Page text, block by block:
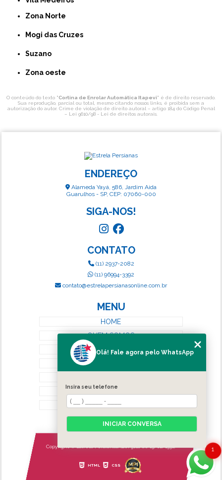
Zona Norte
Mogi das Cruzes
Suzano
Zona oeste
O conteúdo do texto "Cortina de Enrolar Automática Itapevi" é de direito reservado.
Sua reprodução, parcial ou total, mesmo citando nossos links, é proibida sem a
autorização do autor. Crime de violação de direito autoral – artigo 184 do Código Penal
– Lei 9610/98 - Lei de direitos autorais
ENDEREÇO
Alameda Yayá, 586, Jardim Aida
Guarulhos - SP, CEP: 07060-000
SIGA-NOS!
CONTATO
(11) 2937-2082
(11) 96994-3392
contato@estrelapersianasonline.com.br
MENU
HOME
QUEM SOMOS
SERVIÇOS
CATEGORIAS
MAPA DO SITE
Copyright © Estrela Persianas. (Lei 9610 de 19/02/1998)
HTML CSS
1
Olá! Fale agora pelo WhatsApp
Insira seu telefone
INICIAR CONVERSA